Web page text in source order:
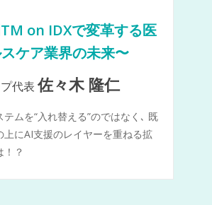
on IDXで変革する医
ケア業界の未来〜
代表 佐々木 隆仁
テムを“入れ替える”のではなく､ 既
上にAI支援のレイヤーを重ねる拡
！？